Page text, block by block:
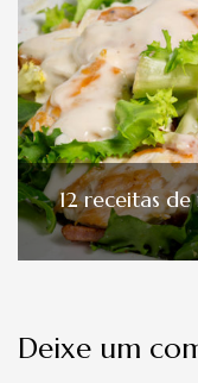
12 receitas
Deixe um